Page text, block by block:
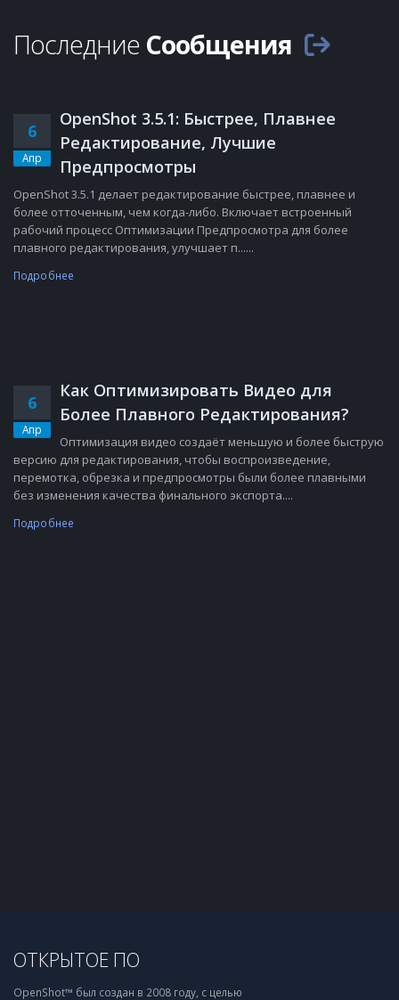
Последние Сообщения
6
Апр
OpenShot 3.5.1: Быстрее, Плавнее
Редактирование, Лучшие
Предпросмотры
OpenShot 3.5.1 делает редактирование быстрее, плавнее и
более отточенным, чем когда-либо. Включает встроенный
рабочий процесс Оптимизации Предпросмотра для более
плавного редактирования, улучшает п......
Подробнее
6
Апр
Как Оптимизировать Видео для
Более Плавного Редактирования?
Оптимизация видео создаёт меньшую и более быструю
версию для редактирования, чтобы воспроизведение,
перемотка, обрезка и предпросмотры были более плавными
без изменения качества финального экспорта....
Подробнее
ОТКРЫТОЕ ПО
OpenShot™ был создан в 2008 году, с целью